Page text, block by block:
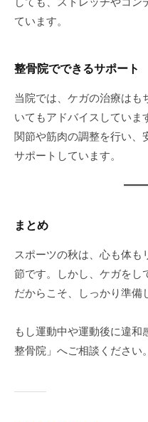
ています。
整骨院でできるサポート
当院では、ケガの治療はも
いてもアドバイスしていま
関節や筋肉の調整を行い、
サポートしています。
まとめ
スポーツの秋は、心も体も
節です。しかし、ケガをし
だからこそ、しっかり準備
もし運動中や運動後に違
整骨院」へご相談ください。